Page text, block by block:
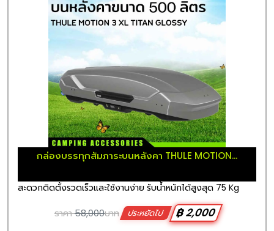
กล่องบรรทุกสัมภาระบนหลังคา THULE MOTION...
สะดวกติดตั้งรวดเร็วและใช้งานง่าย รับน้ำหนักได้สูงสุด 75 Kg
ราคา58,000บาท ประหยัดไป
฿ 2,000